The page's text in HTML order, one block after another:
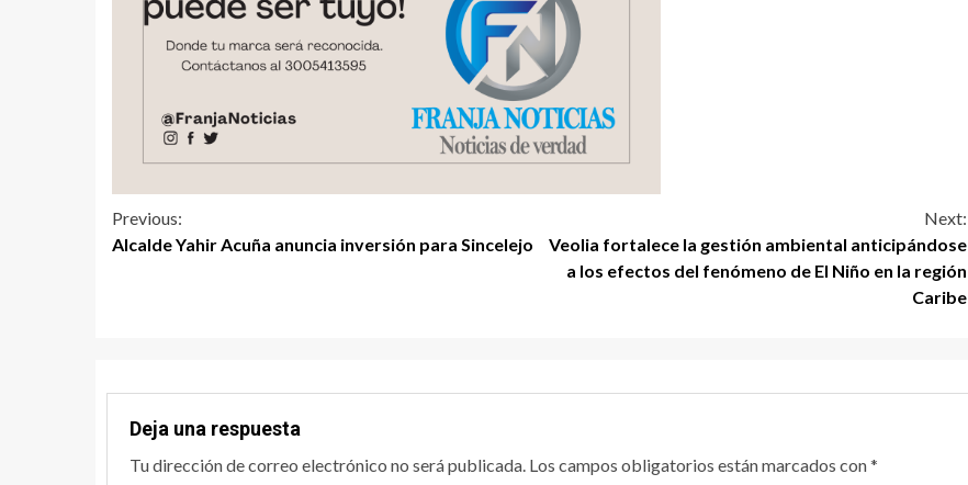
Previous:
Alcalde Yahir Acuña anuncia inversión para Sincelejo
Next:
Veolia fortalece la gestión ambiental anticipándose
a los efectos del fenómeno de El Niño en la región
Caribe
Deja una respuesta
Tu dirección de correo electrónico no será publicada. Los campos obligatorios están marcados con*